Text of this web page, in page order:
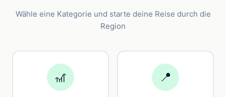
Wähle eine Kategorie und starte deine Reise durch die
Region
🎢 📍